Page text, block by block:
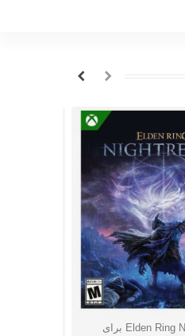
داشتن
بازی Elden Ring Nightreign برای